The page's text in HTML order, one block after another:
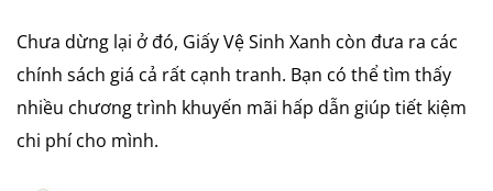
Chưa dừng lại ở đó, Giấy Vệ Sinh Xanh còn đưa ra các
chính sách giá cả rất cạnh tranh. Bạn có thể tìm thấy
nhiều chương trình khuyến mãi hấp dẫn giúp tiết kiệm
chi phí cho mình.